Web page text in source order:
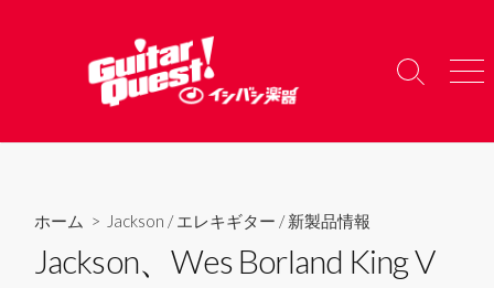
へ
検
り
メ
ー
ホーム > Jackson /エレキギター /新製品情報
Jackson、Wes Borland King V